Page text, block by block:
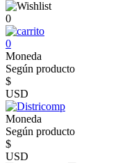
0
0
Moneda
Según producto
$
USD
Moneda
Según producto
$
USD